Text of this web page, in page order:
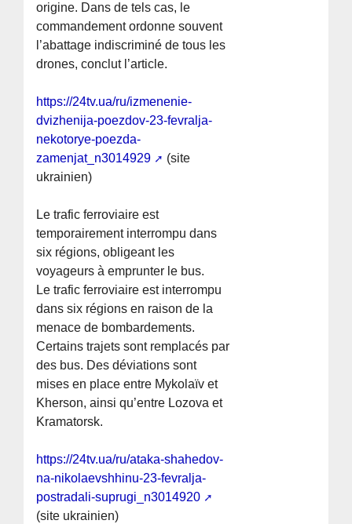
origine. Dans de tels cas, le
commandement ordonne souvent
l’abattage indiscriminé de tous les
drones, conclut l’article.
https://24tv.ua/ru/izmenenie-
dvizhenija-poezdov-23-fevralja-
nekotorye-poezda-
zamenjat_n3014929
(site
ukrainien)
Le trafic ferroviaire est
temporairement interrompu dans
six régions, obligeant les
voyageurs à emprunter le bus.
Le trafic ferroviaire est interrompu
dans six régions en raison de la
menace de bombardements.
Certains trajets sont remplacés par
des bus. Des déviations sont
mises en place entre Mykolaïv et
Kherson, ainsi qu’entre Lozova et
Kramatorsk.
https://24tv.ua/ru/ataka-shahedov-
na-nikolaevshhinu-23-fevralja-
postradali-suprugi_n3014920
(site ukrainien)